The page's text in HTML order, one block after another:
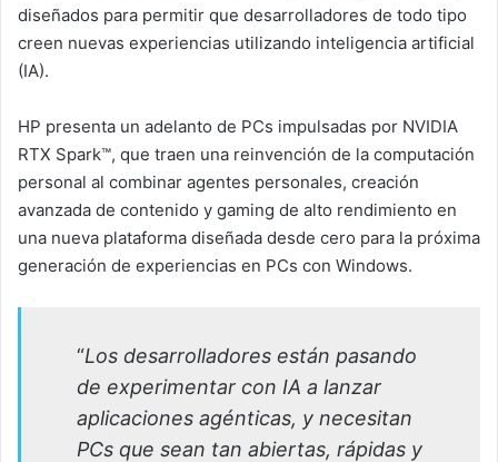
diseñados para permitir que desarrolladores de todo tipo
creen nuevas experiencias utilizando inteligencia artificial
(IA).
HP presenta un adelanto de PCs impulsadas por NVIDIA
RTX Spark™, que traen una reinvención de la computación
personal al combinar agentes personales, creación
avanzada de contenido y gaming de alto rendimiento en
una nueva plataforma diseñada desde cero para la próxima
generación de experiencias en PCs con Windows.
“Los desarrolladores están pasando
de experimentar con IA a lanzar
aplicaciones agénticas, y necesitan
PCs que sean tan abiertas, rápidas y